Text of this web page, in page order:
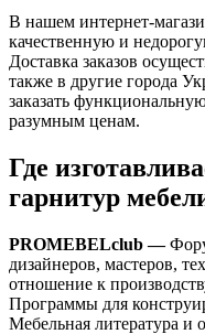
В нашем интернет-
качественную и
Доставка заказов
также в другие города
заказать
разумным ценам.
Где
гарнитур
PROMEBELclub —
дизайнеров, мастеров,
отношение к
Программы для
Мебельная литература и